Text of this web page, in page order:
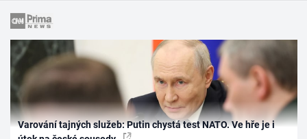
Varování tajných služeb: Putin chystá test NATO. Ve hře je i